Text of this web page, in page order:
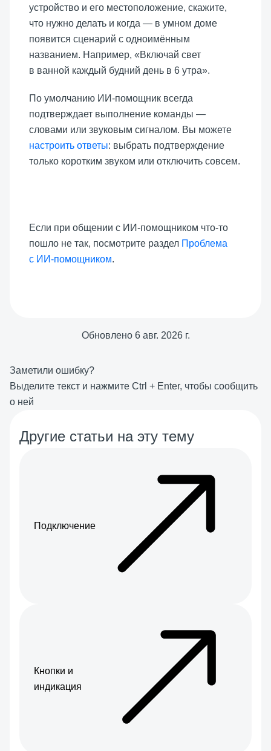
устройство и его местоположение, скажите,
что нужно делать и когда — в умном доме
появится сценарий с одноимённым
названием. Например, «Включай свет
в ванной каждый будний день в 6 утра».
По умолчанию ИИ-помощник всегда
подтверждает выполнение команды —
словами или звуковым сигналом. Вы можете
настроить ответы: выбрать подтверждение
только коротким звуком или отключить совсем.
Если при общении с ИИ-помощником что-то
пошло не так, посмотрите раздел Проблема
с ИИ-помощником.
Обновлено 6 авг. 2026 г.
Заметили ошибку?
Выделите текст и нажмите Ctrl + Enter, чтобы сообщить
о ней
Другие статьи на эту тему
Подключение
Кнопки и
индикация